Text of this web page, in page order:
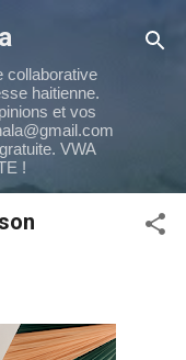
collaborative
haitienne.
et vos
VWA
!